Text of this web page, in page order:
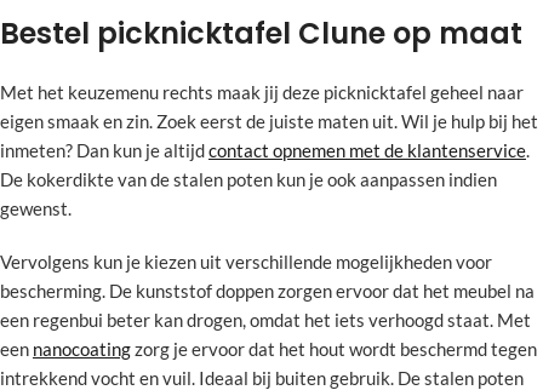
Bestel picknicktafel Clune op maat
Met het keuzemenu rechts maak jij deze picknicktafel geheel naar
eigen smaak en zin. Zoek eerst de juiste maten uit. Wil je hulp bij het
inmeten? Dan kun je altijdcontact opnemen met de klantenservice.
De kokerdikte van de stalen poten kun je ook aanpassen indien
gewenst.
Vervolgens kun je kiezen uit verschillende mogelijkheden voor
bescherming. De kunststof doppen zorgen ervoor dat het meubel na
een regenbui beter kan drogen, omdat het iets verhoogd staat. Met
een nanocoatingzorg je ervoor dat het hout wordt beschermd tegen
intrekkend vocht en vuil. Ideaal bij buiten gebruik. De stalen poten